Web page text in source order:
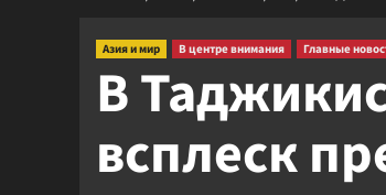
Азия и мир В центре внимания Главные
В
всплеск